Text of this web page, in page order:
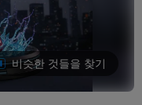
비슷한 것들을 찾기